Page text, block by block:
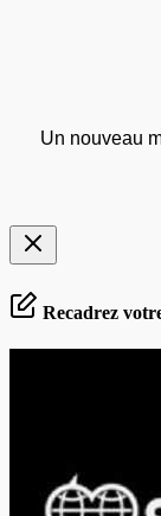
Un nouveau
Recadrez